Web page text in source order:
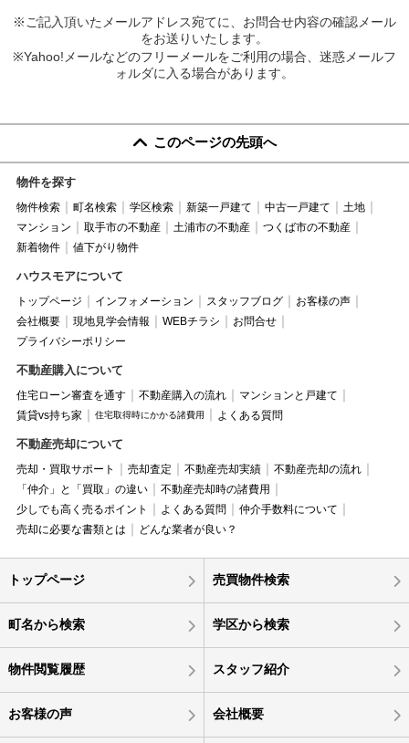
※ご記入頂いたメールアドレス宛てに、お問合せ内容の確認メール
をお送りいたします。
※Yahoo!メールなどのフリーメールをご利用の場合、迷惑メールフ
ォルダに入る場合があります。
このページの先頭へ
物件を探す
物件検索 町名検索 学区検索 新築一戸建て 中古一戸建て
土地
マンション
取手市の不動産 土浦市の不動産
つくば市の不動産
新着物件
値下がり物件
ハウスモアについて
トップページ インフォメーション スタッフブログ
お客様の声
会社概要
現地見学会情報 WEBチラシ
お問合せ
プライバシーポリシー
不動産購入について
住宅ローン審査を通す 不動産購入の流れ
マンションと戸建て
賃貸vs持ち家
住宅取得時にかかる諸費用 よくある質問
不動産売却について
売却・買取サポート 売却査定 不動産売却実績
不動産売却の流れ
「仲介」と「買取」の違い
不動産売却時の諸費用
少しでも高く売るポイント
よくある質問
仲介手数料について
売却に必要な書類とは
どんな業者が良い？
トップページ 売買物件検索
町名から検索 学区から検索
物件閲覧履歴 スタッフ紹介
お客様の声 会社概要